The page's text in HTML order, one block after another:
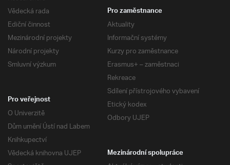
Vědecká rada
Ediční činnost
Mezinárodní projekty
Národní projekty
Smluvní výzkum
Pro zaměstnance
Aktuality
Informační systémy
Kurzy pro zaměstnance
Erasmus+ – zaměstnaci
Rekreace
Sdílení přístrojového vybavení
Etický kodex
Odbory UJEP
Pro veřejnost
O Univerzitě
Dům umění Ústí nad Labem
Knihkupectví
Vědecká knihovna UJEP
Mezinárodní spolupráce